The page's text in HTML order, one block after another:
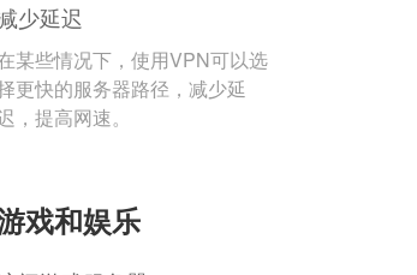
少延迟
某些情况下，使用VPN可以选
更快的服务器路径，减少延
，提高网速。
戏和娱乐